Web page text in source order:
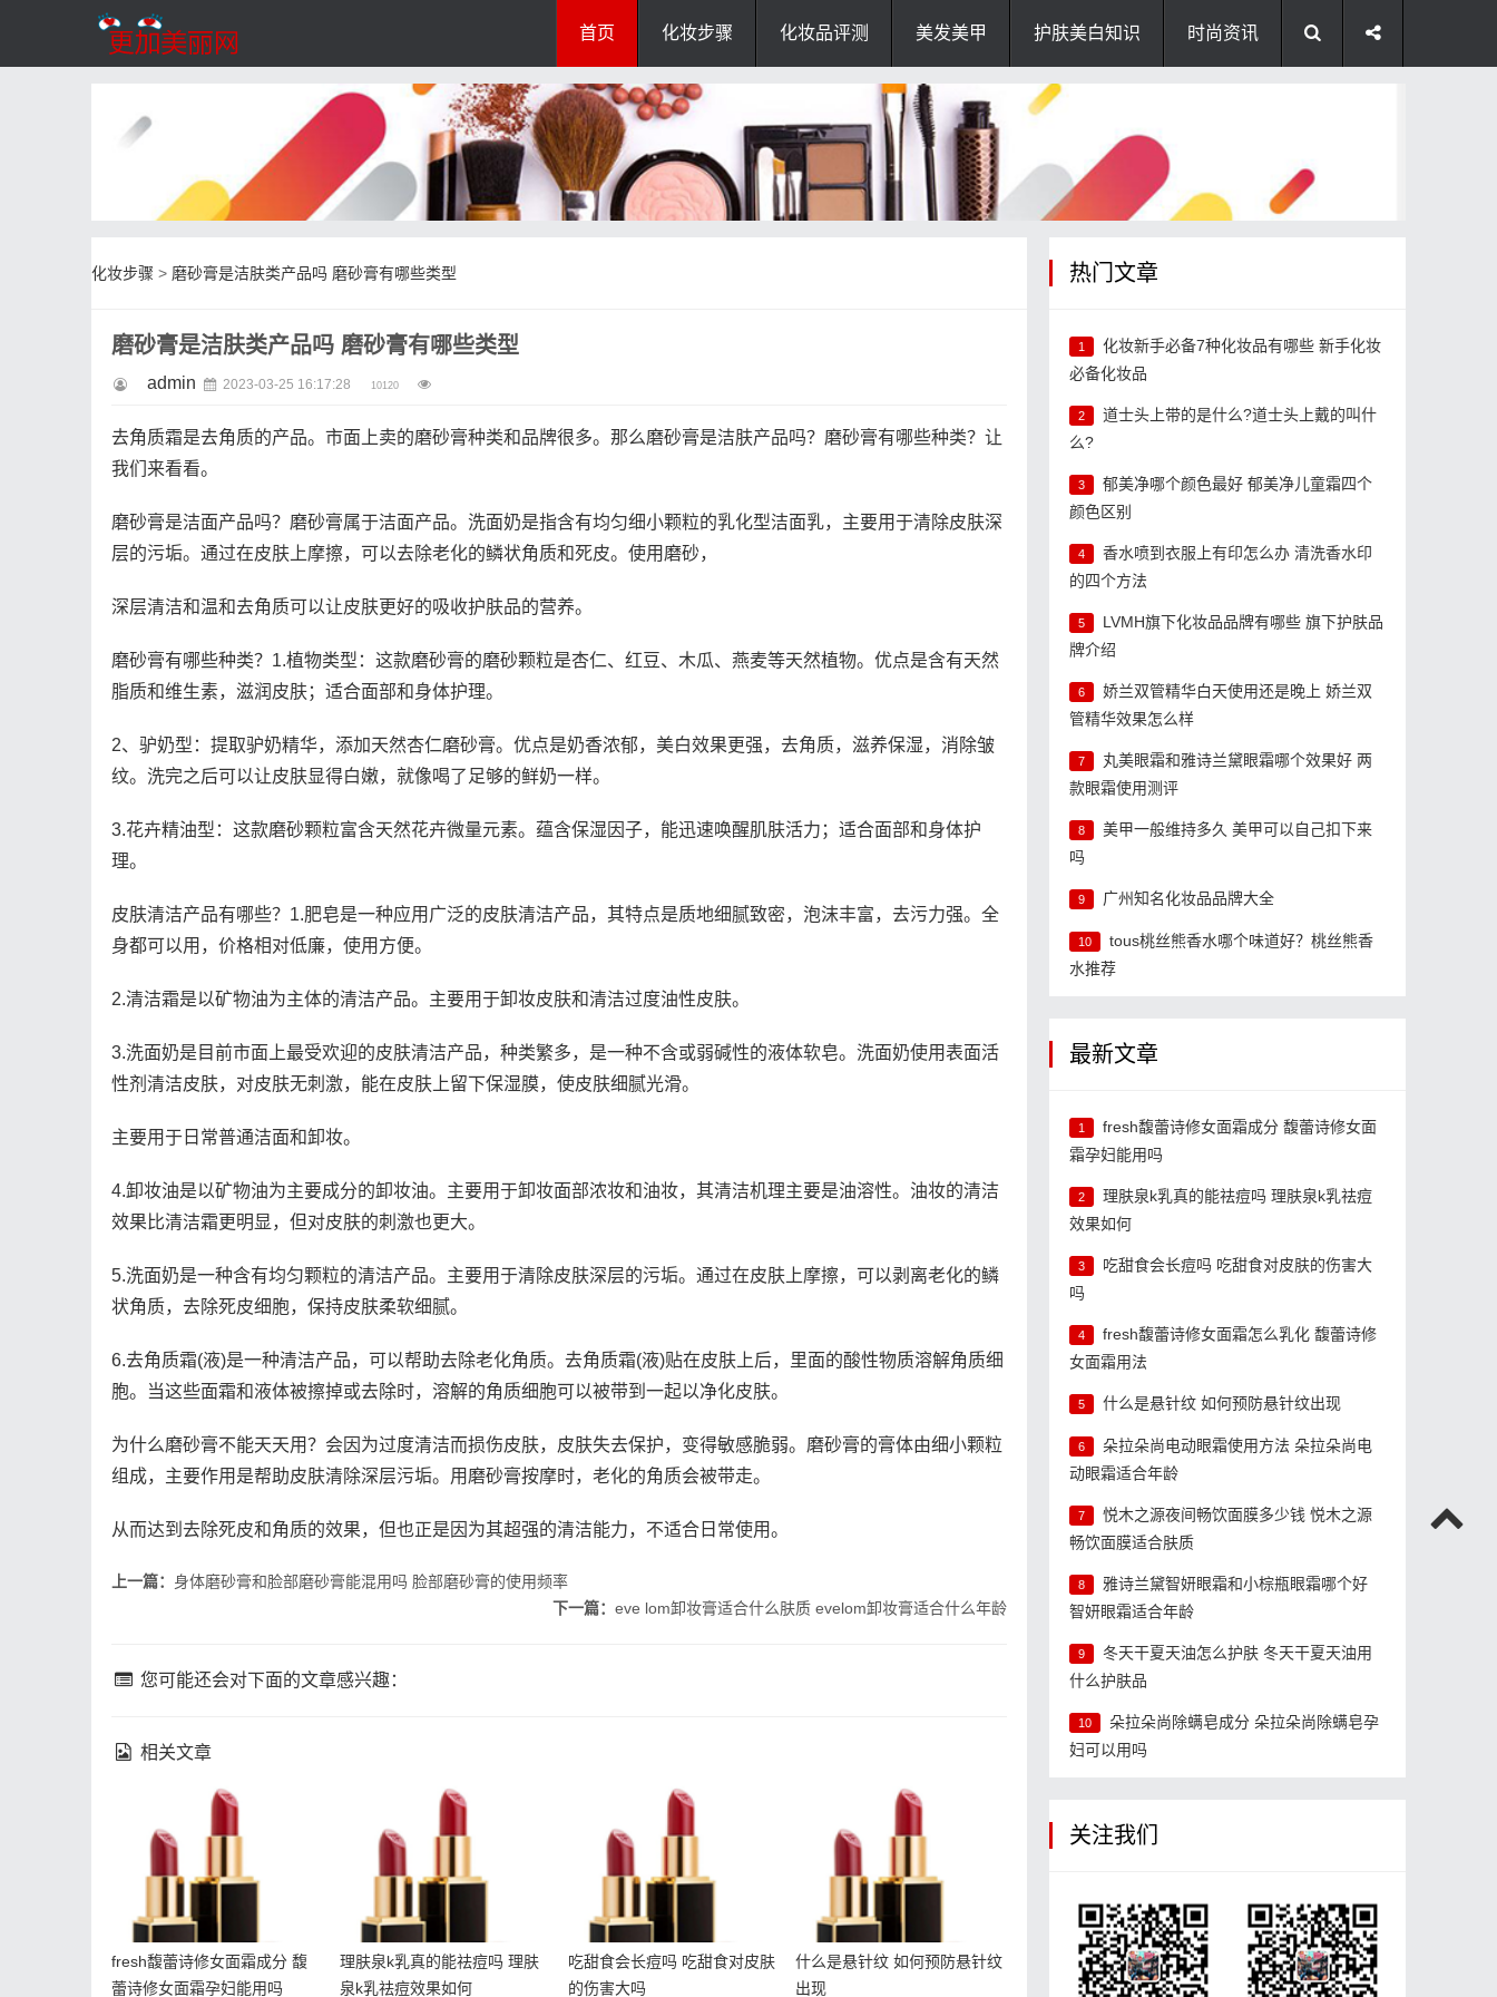
首页 化妆步骤 化妆品评测 美发美甲 护肤美白知识 时尚资讯
化妆步骤 > 磨砂膏是洁肤类产品吗 磨砂膏有哪些类型
磨砂膏是洁肤类产品吗 磨砂膏有哪些类型
admin 2023-03-25 16:17:28 10120
去角质霜是去角质的产品。市面上卖的磨砂膏种类和品牌很多。那么磨砂膏是洁肤产品吗？磨砂膏有哪些种类？让
我们来看看。
磨砂膏是洁面产品吗？磨砂膏属于洁面产品。洗面奶是指含有均匀细小颗粒的乳化型洁面乳，主要用于清除皮肤深
层的污垢。通过在皮肤上摩擦，可以去除老化的鳞状角质和死皮。使用磨砂，
深层清洁和温和去角质可以让皮肤更好的吸收护肤品的营养。
磨砂膏有哪些种类？1.植物类型：这款磨砂膏的磨砂颗粒是杏仁、红豆、木瓜、燕麦等天然植物。优点是含有天然
脂质和维生素，滋润皮肤；适合面部和身体护理。
2、驴奶型：提取驴奶精华，添加天然杏仁磨砂膏。优点是奶香浓郁，美白效果更强，去角质，滋养保湿，消除皱
纹。洗完之后可以让皮肤显得白嫩，就像喝了足够的鲜奶一样。
3.花卉精油型：这款磨砂颗粒富含天然花卉微量元素。蕴含保湿因子，能迅速唤醒肌肤活力；适合面部和身体护
理。
皮肤清洁产品有哪些？1.肥皂是一种应用广泛的皮肤清洁产品，其特点是质地细腻致密，泡沫丰富，去污力强。全
身都可以用，价格相对低廉，使用方便。
2.清洁霜是以矿物油为主体的清洁产品。主要用于卸妆皮肤和清洁过度油性皮肤。
3.洗面奶是目前市面上最受欢迎的皮肤清洁产品，种类繁多，是一种不含或弱碱性的液体软皂。洗面奶使用表面活
性剂清洁皮肤，对皮肤无刺激，能在皮肤上留下保湿膜，使皮肤细腻光滑。
主要用于日常普通洁面和卸妆。
4.卸妆油是以矿物油为主要成分的卸妆油。主要用于卸妆面部浓妆和油妆，其清洁机理主要是油溶性。油妆的清洁
效果比清洁霜更明显，但对皮肤的刺激也更大。
5.洗面奶是一种含有均匀颗粒的清洁产品。主要用于清除皮肤深层的污垢。通过在皮肤上摩擦，可以剥离老化的鳞
状角质，去除死皮细胞，保持皮肤柔软细腻。
6.去角质霜(液)是一种清洁产品，可以帮助去除老化角质。去角质霜(液)贴在皮肤上后，里面的酸性物质溶解角质细
胞。当这些面霜和液体被擦掉或去除时，溶解的角质细胞可以被带到一起以净化皮肤。
为什么磨砂膏不能天天用？会因为过度清洁而损伤皮肤，皮肤失去保护，变得敏感脆弱。磨砂膏的膏体由细小颗粒
组成，主要作用是帮助皮肤清除深层污垢。用磨砂膏按摩时，老化的角质会被带走。
从而达到去除死皮和角质的效果，但也正是因为其超强的清洁能力，不适合日常使用。
上一篇： 身体磨砂膏和脸部磨砂膏能混用吗 脸部磨砂膏的使用频率
下一篇： eve lom卸妆膏适合什么肤质 evelom卸妆膏适合什么年龄
您可能还会对下面的文章感兴趣：
相关文章
fresh馥蕾诗修女面霜成分
fresh馥蕾诗修女面霜成分 馥
蕾诗修女面霜孕妇能用吗
理肤泉k乳真的能祛痘吗 理
理肤泉k乳真的能祛痘吗 理肤
泉k乳祛痘效果如何
吃甜食会长痘吗 吃甜食对
吃甜食会长痘吗 吃甜食对皮肤
的伤害大吗
什么是悬针纹 如何预防悬
什么是悬针纹 如何预防悬针纹
出现
热门文章
1
化妆新手必备7种化妆品有哪些 新手化妆
必备化妆品
2
道士头上带的是什么?道士头上戴的叫什
么?
3
郁美净哪个颜色最好 郁美净儿童霜四个
颜色区别
4
香水喷到衣服上有印怎么办 清洗香水印
的四个方法
5
LVMH旗下化妆品品牌有哪些 旗下护肤品
牌介绍
6
娇兰双管精华白天使用还是晚上 娇兰双
管精华效果怎么样
7
丸美眼霜和雅诗兰黛眼霜哪个效果好 两
款眼霜使用测评
8
美甲一般维持多久 美甲可以自己扣下来
吗
9 广州知名化妆品品牌大全
10
tous桃丝熊香水哪个味道好？桃丝熊香
水推荐
最新文章
1
fresh馥蕾诗修女面霜成分 馥蕾诗修女面
霜孕妇能用吗
2
理肤泉k乳真的能祛痘吗 理肤泉k乳祛痘
效果如何
3
吃甜食会长痘吗 吃甜食对皮肤的伤害大
吗
4
fresh馥蕾诗修女面霜怎么乳化 馥蕾诗修
女面霜用法
5 什么是悬针纹 如何预防悬针纹出现
6
朵拉朵尚电动眼霜使用方法 朵拉朵尚电
动眼霜适合年龄
7
悦木之源夜间畅饮面膜多少钱 悦木之源
畅饮面膜适合肤质
8
雅诗兰黛智妍眼霜和小棕瓶眼霜哪个好
智妍眼霜适合年龄
9
冬天干夏天油怎么护肤 冬天干夏天油用
什么护肤品
10
朵拉朵尚除螨皂成分 朵拉朵尚除螨皂孕
妇可以用吗
关注我们